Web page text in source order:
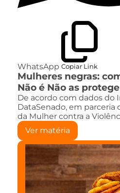
WhatsApp Copiar Link
Mulheres negras:
Não é Não as protege
De acordo com dados do
DataSenado, em parceria
da Mulher contra a
Ver matéria